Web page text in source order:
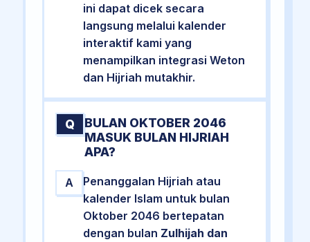
ini dapat dicek secara
langsung melalui kalender
interaktif kami yang
menampilkan integrasi Weton
dan Hijriah mutakhir.
Q
BULAN OKTOBER 2046
MASUK BULAN HIJRIAH
APA?
A
Penanggalan Hijriah atau
kalender Islam untuk bulan
Oktober 2046 bertepatan
dengan bulan Zulhijah dan